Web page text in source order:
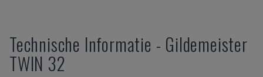
Technische Informatie - Gildemeister
TWIN 32